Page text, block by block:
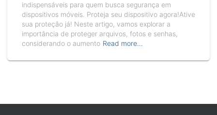
indispensáveis para quem busca segurança em
dispositivos móveis. Proteja seu dispositivo agora!Ative
sua proteção já! Neste artigo, vamos explorar a
importância de proteger arquivos, fotos e senhas,
considerando o aumento Read more…